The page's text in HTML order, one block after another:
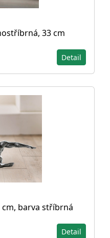
33 cm
Detail
cm, barva stříbrná
Detail